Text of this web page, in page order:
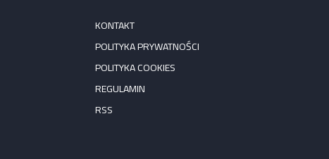
KONTAKT
POLITYKA PRYWATNOŚCI
POLITYKA COOKIES
REGULAMIN
RSS